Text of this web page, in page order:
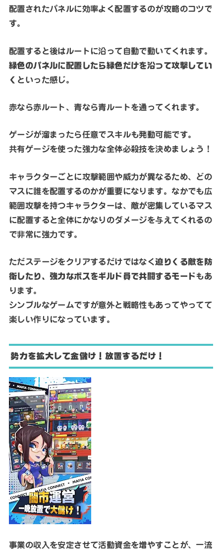
配置されたパネルに効率よく配置するのが攻略のコツで
す。
配置すると後はルートに沿って自動で動いてくれます。
緑色のパネルに配置したら緑色だけを沿って攻撃してい
く といった感じ。
赤なら赤ルート、青なら青ルートを通ってくれます。
ゲージが溜まったら任意でスキルも発動可能です。
共有ゲージを使った強力な全体必殺技を決めましょう！
キャラクターごとに攻撃範囲や威力が異なるため、どの
マスに誰を配置するのかが重要になります。なかでも広
範囲攻撃を持つキャラクターは、敵が密集しているマス
に配置すると全体にかなりのダメージを与えてくれるの
で非常に強力です。
ただステージをクリアするだけではなく迫りくる敵を防
衛したり、強力なボスをギルド員で共闘するモードもあ
ります。
シンプルなゲームですが意外と戦略性もあってやってて
楽しい作りになっています。
勢力を拡大して金儲け！放置するだけ！
事業の収入を安定させて活動資金を増やすことが、一流